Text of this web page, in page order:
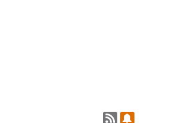
المنشورات